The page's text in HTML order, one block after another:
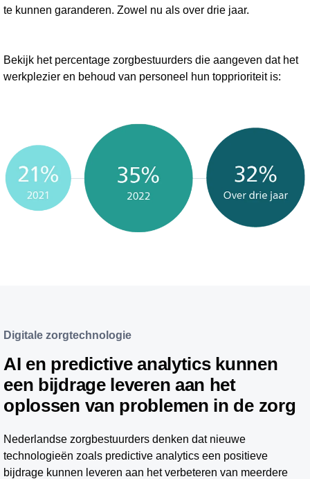
te kunnen garanderen. Zowel nu als over drie jaar.
Bekijk het percentage zorgbestuurders die aangeven dat het
werkplezier en behoud van personeel hun topprioriteit is:
Digitale zorgtechnologie
AI en predictive analytics kunnen
een bijdrage leveren aan het
oplossen van problemen in de zorg
Nederlandse zorgbestuurders denken dat nieuwe
technologieën zoals predictive analytics een positieve
bijdrage kunnen leveren aan het verbeteren van meerdere